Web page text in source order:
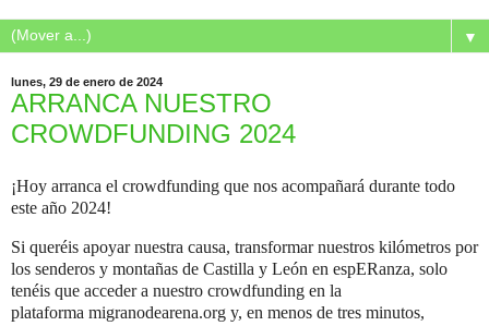
▼
lunes, 29 de enero de 2024
ARRANCA NUESTRO
CROWDFUNDING 2024
¡Hoy arranca el crowdfunding que nos acompañará durante todo
este año 2024!
Si queréis apoyar nuestra causa, transformar nuestros kilómetros por
los senderos y montañas de Castilla y León en espERanza, solo
tenéis que acceder a nuestro crowdfunding en la
plataforma migranodearena.org y, en menos de tres minutos,